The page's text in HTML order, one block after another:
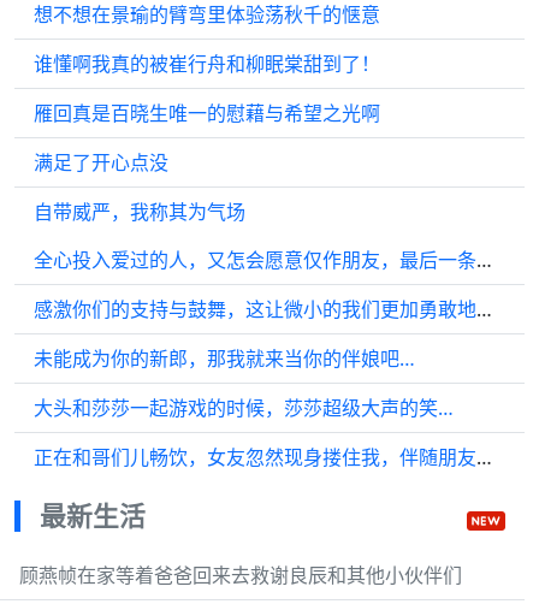
想不想在景瑜的臂弯里体验荡秋千的惬意
谁懂啊我真的被崔行舟和柳眠棠甜到了！
雁回真是百晓生唯一的慰藉与希望之光啊
满足了开心点没
自带威严，我称其为气场
全心投入爱过的人，又怎会愿意仅作朋友，最后一条语音讯息
感激你们的支持与鼓舞，这让微小的我们更加勇敢地前行
未能成为你的新郎，那我就来当你的伴娘吧…
大头和莎莎一起游戏的时候，莎莎超级大声的笑…
正在和哥们儿畅饮，女友忽然现身搂住我，伴随朋友们的嬉闹声…
最新生活
顾燕帧在家等着爸爸回来去救谢良辰和其他小伙伴们